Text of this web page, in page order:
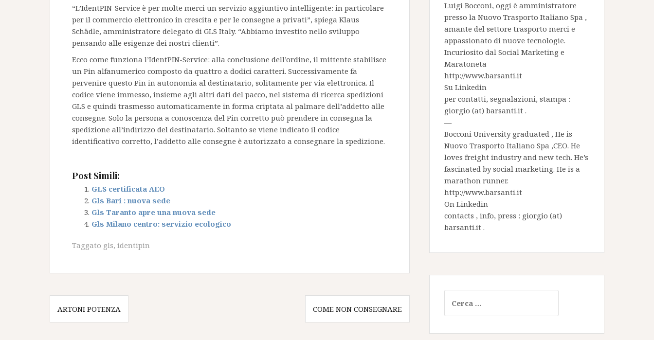
“L’IdentPIN-Service è per molte merci un servizio aggiuntivo intelligente: in particolare
per il commercio elettronico in crescita e per le consegne a privati”, spiega Klaus
Schädle, amministratore delegato di GLS Italy. “Abbiamo investito nello sviluppo
pensando alle esigenze dei nostri clienti”.
Ecco come funziona l’IdentPIN-Service: alla conclusione dell’ordine, il mittente stabilisce
un Pin alfanumerico composto da quattro a dodici caratteri. Successivamente fa
pervenire questo Pin in autonomia al destinatario, solitamente per via elettronica. Il
codice viene immesso, insieme agli altri dati del pacco, nel sistema di ricerca spedizioni
GLS e quindi trasmesso automaticamente in forma criptata al palmare dell’addetto alle
consegne. Solo la persona a conoscenza del Pin corretto può prendere in consegna la
spedizione all’indirizzo del destinatario. Soltanto se viene indicato il codice
identificativo corretto, l’addetto alle consegne è autorizzato a consegnare la spedizione.
Post Simili:
GLS certificata AEO
Gls Bari : nuova sede
Gls Taranto apre una nuova sede
Gls Milano centro: servizio ecologico
Taggato gls, identipin
Navigazione
articoli
ARTONI POTENZA COME NON CONSEGNARE
Luigi Bocconi, oggi è amministratore
presso la Nuovo Trasporto Italiano Spa ,
amante del settore trasporto merci e
appassionato di nuove tecnologie.
Incuriosito dal Social Marketing e
Maratoneta
http://www.barsanti.it
Su Linkedin
per contatti, segnalazioni, stampa :
giorgio (at) barsanti.it .
—
Bocconi University graduated , He is
Nuovo Trasporto Italiano Spa ,CEO. He
loves freight industry and new tech. He’s
fascinated by social marketing. He is a
marathon runner.
http://www.barsanti.it
On Linkedin
contacts , info, press : giorgio (at)
barsanti.it .
per: